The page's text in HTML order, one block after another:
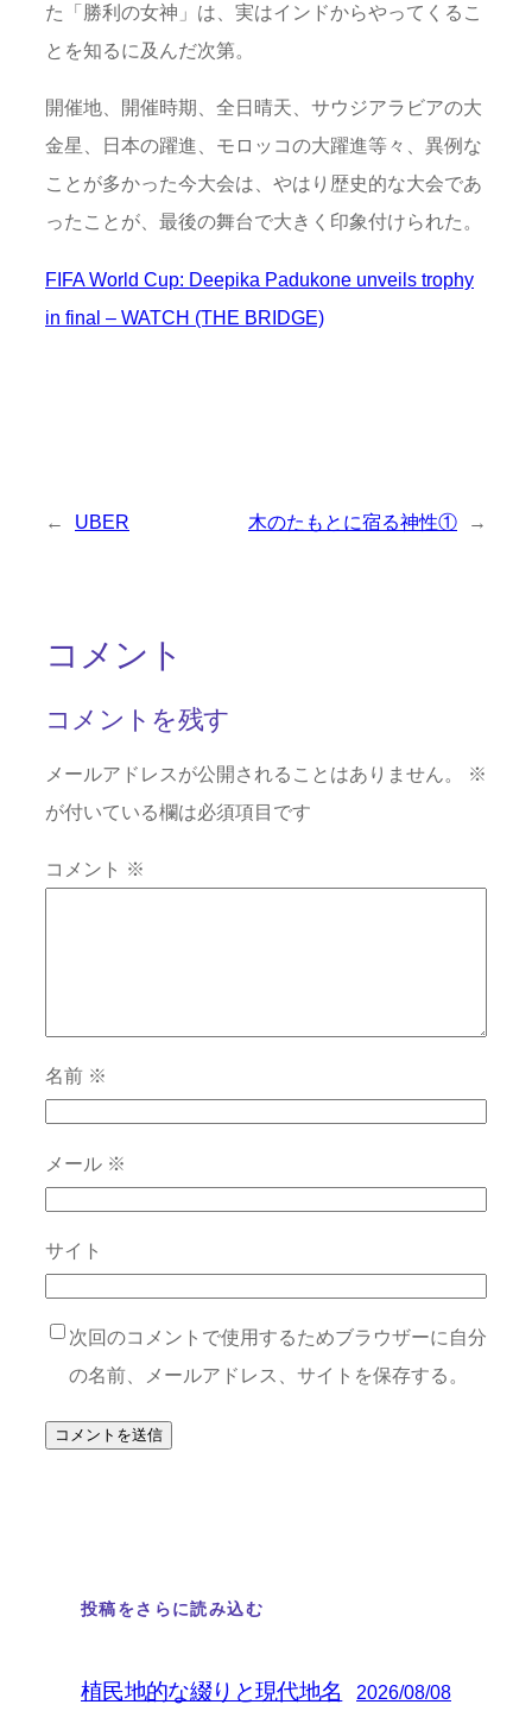
た「勝利の女神」は、実はインドからやってくるこ
とを知るに及んだ次第。
開催地、開催時期、全日晴天、サウジアラビアの大
金星、日本の躍進、モロッコの大躍進等々、異例な
ことが多かった今大会は、やはり歴史的な大会であ
ったことが、最後の舞台で大きく印象付けられた。
FIFA World Cup: Deepika Padukone unveils trophy
in final – WATCH (THE BRIDGE)
← UBER 木のたもとに宿る神性① →
コメント
コメントを残す
メールアドレスが公開されることはありません。
※
が付いている欄は必須項目です
コメント ※
名前 ※
メール ※
サイト
次回のコメントで使用するためブラウザーに自分
の名前、メールアドレス、サイトを保存する。
投稿をさらに読み込む
植民地的な綴りと現代地名 2026/08/08